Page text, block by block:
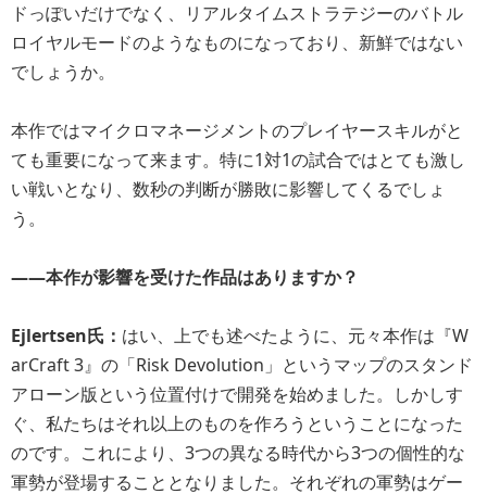
ドっぽいだけでなく、リアルタイムストラテジーのバトル
ロイヤルモードのようなものになっており、新鮮ではない
でしょうか。
本作ではマイクロマネージメントのプレイヤースキルがと
ても重要になって来ます。特に1対1の試合ではとても激し
い戦いとなり、数秒の判断が勝敗に影響してくるでしょ
う。
――本作が影響を受けた作品はありますか？
Ejlertsen氏： はい、上でも述べたように、元々本作は『W
arCraft 3』の「Risk Devolution」というマップのスタンド
アローン版という位置付けで開発を始めました。しかしす
ぐ、私たちはそれ以上のものを作ろうということになった
のです。これにより、3つの異なる時代から3つの個性的な
軍勢が登場することとなりました。それぞれの軍勢はゲー